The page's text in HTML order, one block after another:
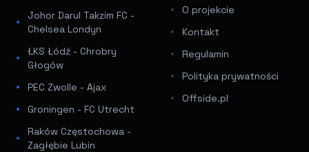
Johor Darul Takzim FC -
Chelsea Londyn
ŁKS Łódź - Chrobry
Głogów
PEC Zwolle - Ajax
Groningen - FC Utrecht
Raków Częstochowa -
Zagłębie Lubin
O projekcie
Kontakt
Regulamin
Polityka prywatności
Offside.pl